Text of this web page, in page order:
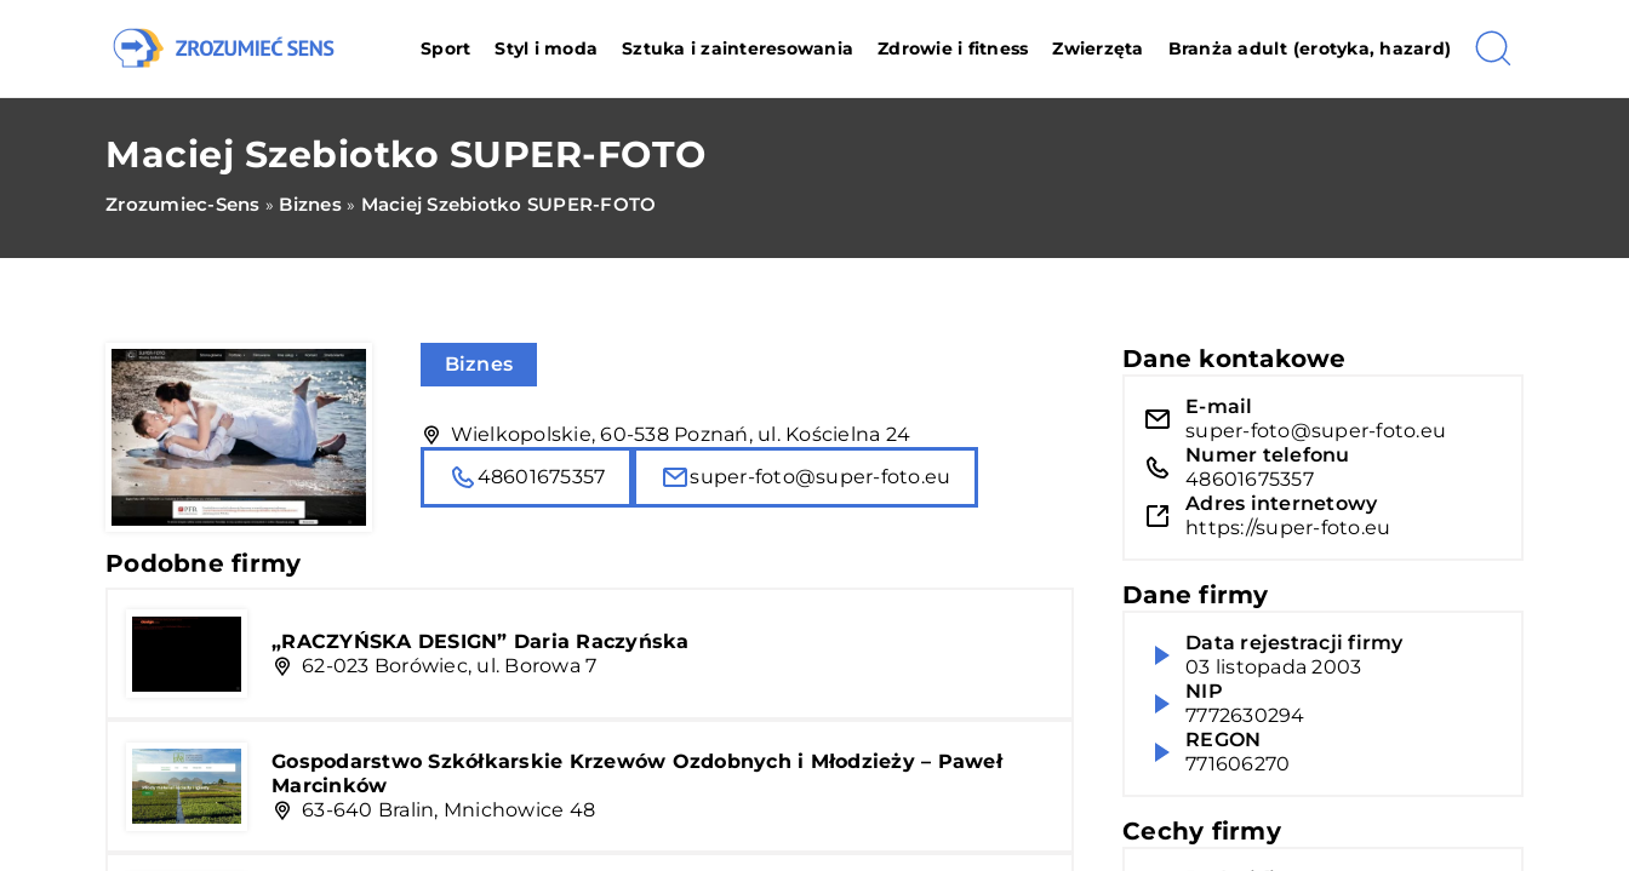
Sport Styl i moda Sztuka i zainteresowania Zdrowie i fitness Zwierzęta Branża adult (erotyka, hazard)
Maciej Szebiotko SUPER-FOTO
Zrozumiec-Sens » Biznes» Maciej Szebiotko SUPER-FOTO
Biznes
Wielkopolskie, 60-538 Poznań, ul. Kościelna 24
48601675357
super-foto@super-foto.eu
Podobne firmy
„RACZYŃSKA DESIGN” Daria Raczyńska
62-023 Borówiec, ul. Borowa 7
Gospodarstwo Szkółkarskie Krzewów Ozdobnych i Młodzieży – Paweł
Marcinków
63-640 Bralin, Mnichowice 48
Dane kontakowe
E-mail
super-foto@super-foto.eu
Numer telefonu
48601675357
Adres internetowy
https://super-foto.eu
Dane firmy
Data rejestracji firmy
03 listopada 2003
NIP
7772630294
REGON
771606270
Cechy firmy